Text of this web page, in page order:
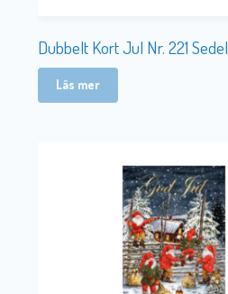
Dubbelt Kort Jul Nr. 221 Sedel
Läs mer